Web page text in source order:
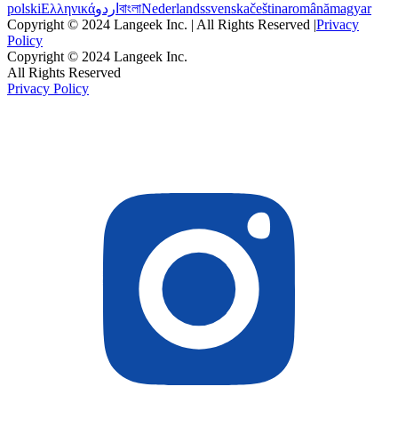
polskiΕλληνικάاردو বাংলাNederlandssvenskačeštinaromânămagyar
Copyright © 2024 Langeek Inc. | All Rights Reserved |Privacy
Policy
Copyright © 2024 Langeek Inc.
All Rights Reserved
Privacy Policy